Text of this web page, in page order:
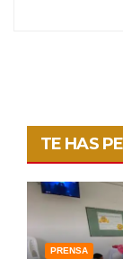
TE HAS
PRENSA